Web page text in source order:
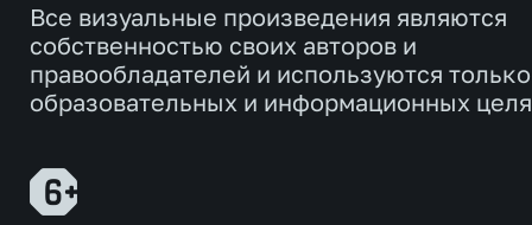
Все визуальные произведения являются
собственностью своих авторов и
правообладателей и используются
образовательных и информационных